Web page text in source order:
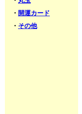
・ 開運カード
・ その他